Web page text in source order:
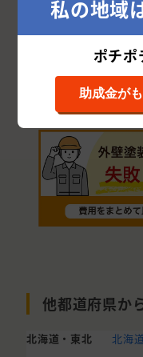
大竹市 三原市
庄原市
安芸高
他都道府県か
北海道・東北 北海道
私の地域
ポチポ
助成金が